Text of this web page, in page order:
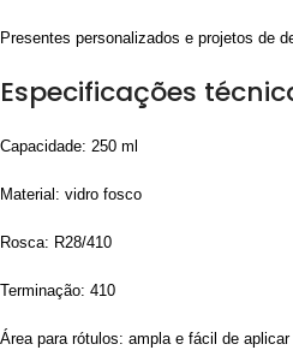
Presentes personalizados e projetos de
Especificações
Capacidade: 250 ml
Material: vidro fosco
Rosca: R28/410
Terminação: 410
Área para rótulos: ampla e fácil de aplicar